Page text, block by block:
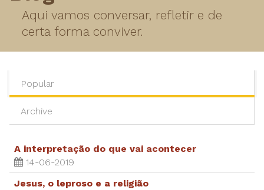
Aqui vamos conversar, refletir e de
certa forma conviver.
Popular
Archive
A interpretação do que vai acontecer
14-06-2019
Jesus, o leproso e a religião